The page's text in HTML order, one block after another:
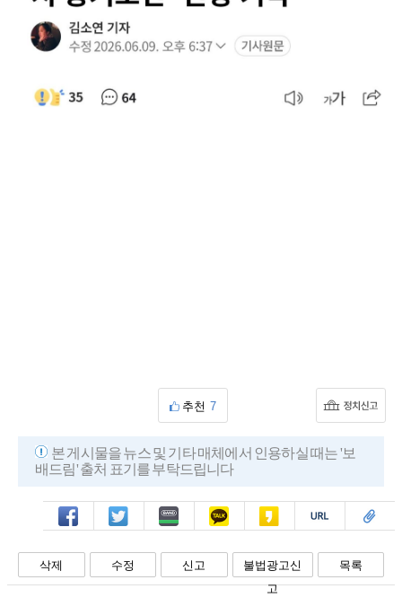
추천 7
본 게시물을 뉴스 및 기타 매체에서 인용하실 때는 '보
배드림' 출처 표기를 부탁드립니다
페북 트윗 밴드 카톡 카스 복사 스크랩
삭제 수정 신고
불법광고신
고
목록